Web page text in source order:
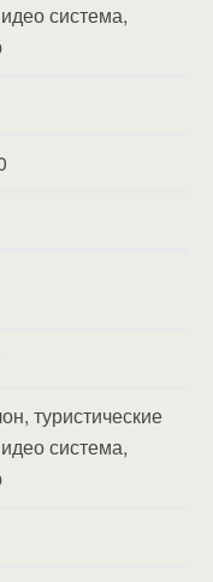
система,
туристические
система,